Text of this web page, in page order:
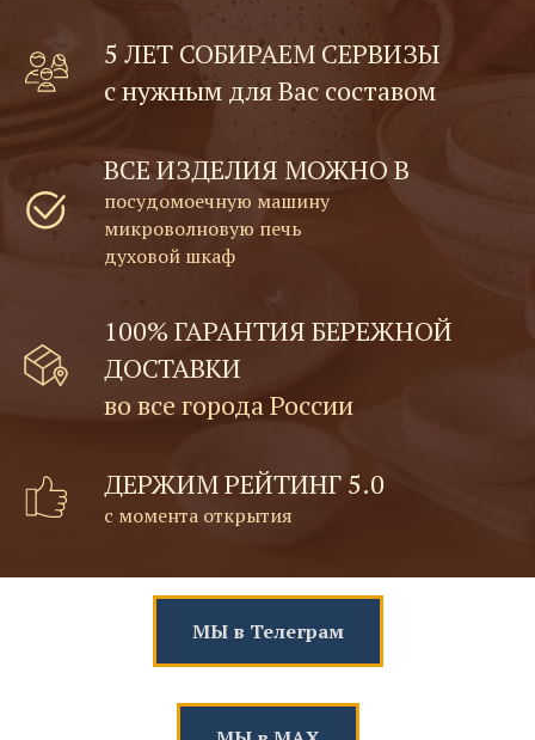
5 ЛЕТ СОБИРАЕМ СЕРВИЗЫ
с нужным для Вас составом
ВСЕ ИЗДЕЛИЯ МОЖНО В
посудомоечную машину
микроволновую печь
духовой шкаф
100% ГАРАНТИЯ БЕРЕЖНОЙ
ДОСТАВКИ
во все города России
ДЕРЖИМ РЕЙТИНГ 5.0
с момента открытия
МЫ в Телеграм